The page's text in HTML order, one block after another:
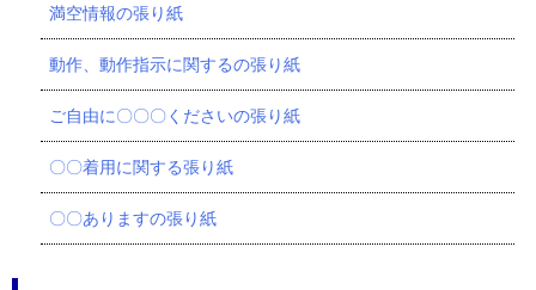
満空情報の張り紙
動作、動作指示に関するの張り紙
ご自由に〇〇〇くださいの張り紙
〇〇着用に関する張り紙
〇〇ありますの張り紙